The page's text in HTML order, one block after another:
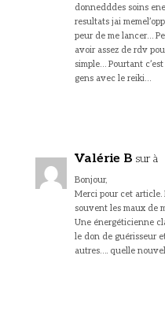
donnedddes soins
resultats jai
peur de me lancer…
avoir assez de rdv
simple… Pourtant
gens avec le reiki…
Valérie B sur à
Bonjour,
Merci pour cet article.
souvent les maux de
Une énergéticienne
le don de guérisseur
autres…. quelle